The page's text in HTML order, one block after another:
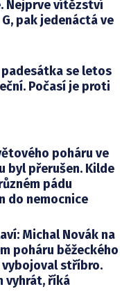
Nejprve vítězství
pak jedenáctá ve
padesátka se letos
Počasí je proti
poháru ve
byl přerušen. Kilde
pádu
do nemocnice
Michal Novák na
poháru běžeckého
vybojoval stříbro.
vyhrát, říká